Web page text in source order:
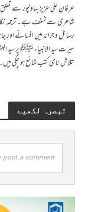
عرفان علی عزیز بہاولپور سے
شاعری سے شغف ہے۔ ترجمہ
رسائل و جرائد میں افسانے
سیرت سید الانبیاء ﷺ پر سید
تلاش نامی کتب شائع ہو چکی
تبصرہ لکھیے
post a comment